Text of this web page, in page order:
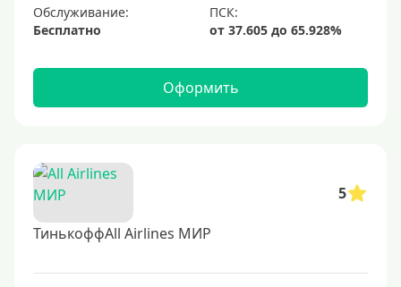
Обслуживание:
Бесплатно
Оформить
5
ТинькоффAll Airlines МИР